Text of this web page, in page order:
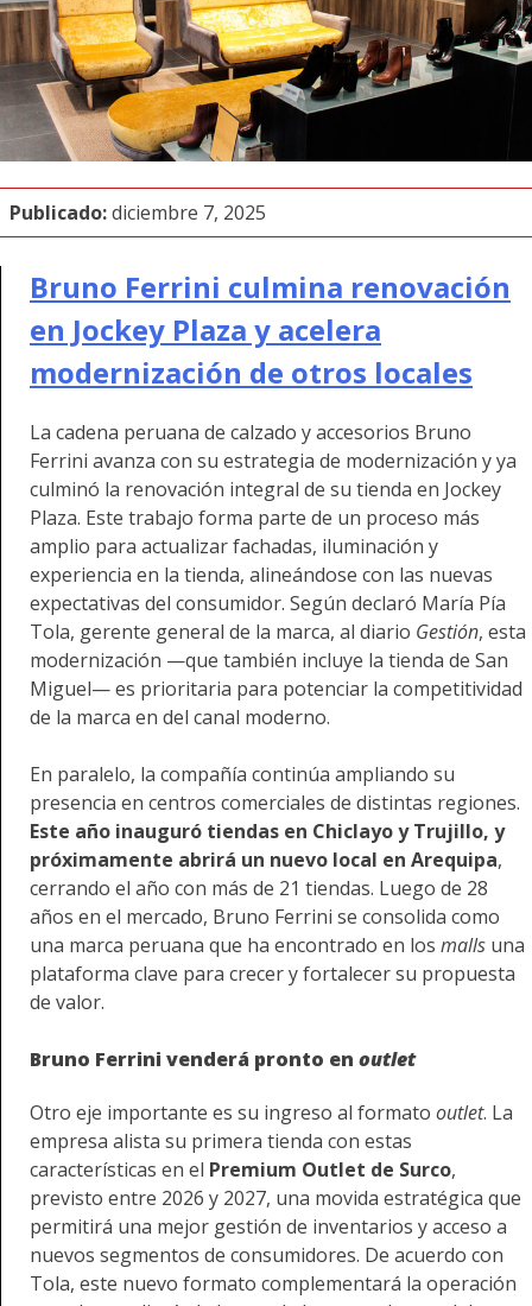
Publicado:diciembre 7, 2025
Bruno Ferrini culmina renovación
en Jockey Plaza y acelera
modernización de otros locales
La cadena peruana de calzado y accesorios Bruno
Ferrini avanza con su estrategia de modernización y ya
culminó la renovación integral de su tienda en Jockey
Plaza. Este trabajo forma parte de un proceso más
amplio para actualizar fachadas, iluminación y
experiencia en la tienda, alineándose con las nuevas
expectativas del consumidor. Según declaró María Pía
Tola, gerente general de la marca, al diario Gestión, esta
modernización —que también incluye la tienda de San
Miguel— es prioritaria para potenciar la competitividad
de la marca en del canal moderno.
En paralelo, la compañía continúa ampliando su
presencia en centros comerciales de distintas regiones.
Este año inauguró tiendas en Chiclayo y Trujillo, y
próximamente abrirá un nuevo local en Arequipa,
cerrando el año con más de 21 tiendas. Luego de 28
años en el mercado, Bruno Ferrini se consolida como
una marca peruana que ha encontrado en los malls una
plataforma clave para crecer y fortalecer su propuesta
de valor.
Bruno Ferrini venderá pronto en outlet
Otro eje importante es su ingreso al formato outlet. La
empresa alista su primera tienda con estas
características en el Premium Outlet de Surco,
previsto entre 2026 y 2027, una movida estratégica que
permitirá una mejor gestión de inventarios y acceso a
nuevos segmentos de consumidores. De acuerdo con
Tola, este nuevo formato complementará la operación